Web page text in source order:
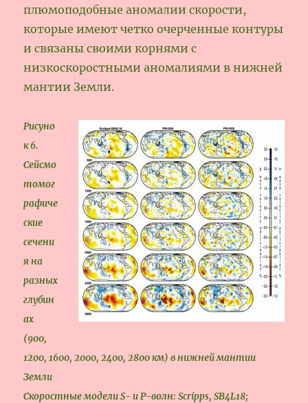
плюмоподобные аномалии скорости,
которые имеют четко очерченные контуры
и связаны своими корнями с
низкоскоростными аномалиями в нижней
мантии Земли.
Рисуно
к 6.
Сейсмо
томог
рафиче
ские
сечени
я на
разных
глубин
ах
(900,
1200, 1600, 2000, 2400, 2800 км) в нижней мантии
Земли
Скоростные модели S- и Р-волн: Scripps, SB4L18;